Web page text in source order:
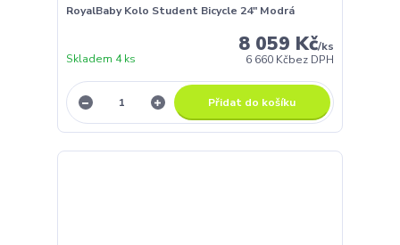
RoyalBaby Kolo Student Bicycle 24" Modrá
8 059 Kč/ks
6 660 Kčbez DPH
Skladem 4 ks
Přidat do košíku